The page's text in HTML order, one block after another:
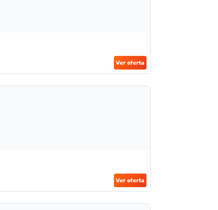
Ver oferta
Ver oferta